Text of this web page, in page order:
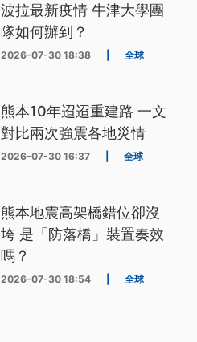
波拉最新疫情 牛津大學團
隊如何辦到？
2026-07-30 18:38 全球
熊本10年迢迢重建路 一文
對比兩次強震各地災情
2026-07-30 16:37 全球
熊本地震高架橋錯位卻沒
垮 是「防落橋」裝置奏效
嗎？
2026-07-30 18:54 全球